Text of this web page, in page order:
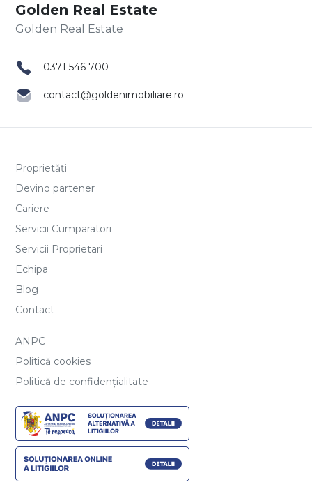
Golden Real Estate
0371 546 700
contact@goldenimobiliare.ro
Proprietăți
Devino partener
Cariere
Servicii Cumparatori
Servicii Proprietari
Echipa
Blog
Contact
ANPC
Politică cookies
Politică de confidențialitate